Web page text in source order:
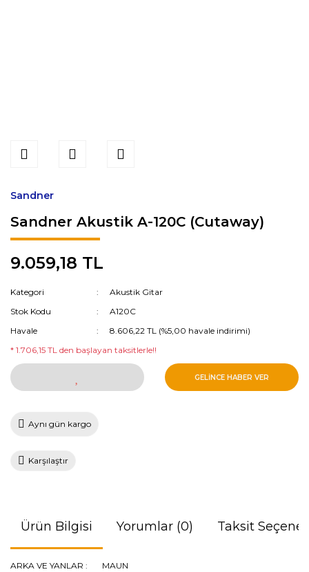
Sandner
Sandner Akustik A-120C (Cutaway)
9.059,18 TL
Kategori
Akustik Gitar
Stok Kodu
A120C
Havale
8.606,22 TL (%5,00 havale indirimi)
* 1.706,15 TL den başlayan taksitlerle!!
GELİNCE HABER VER
Aynı gün kargo
Karşılaştır
Ürün Bilgisi Yorumlar (0) Taksit
ARKA VE YANLAR :
MAUN